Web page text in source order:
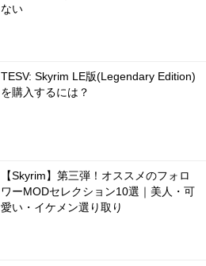
ない
TESV: Skyrim LE版(Legendary Edition)
を購入するには？
【Skyrim】第三弾！オススメのフォロ
ワーMODセレクション10選｜美人・可
愛い・イケメン選り取り